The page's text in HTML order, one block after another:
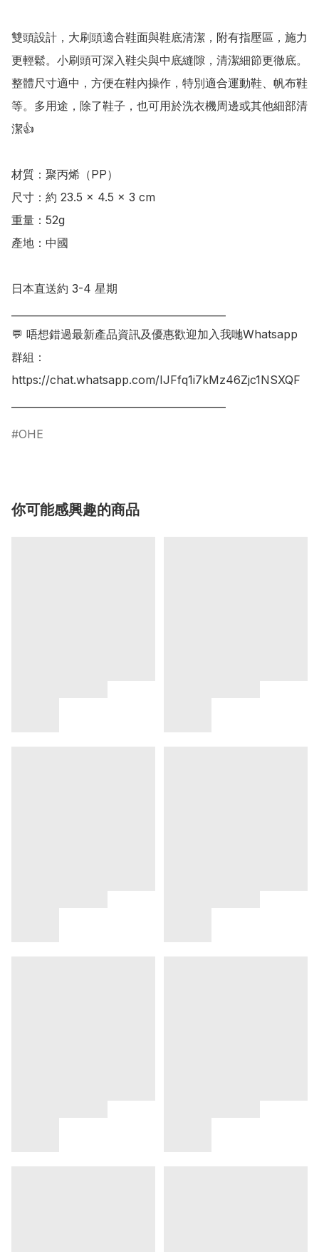
雙頭設計，大刷頭適合鞋面與鞋底清潔，附有指壓區，施力
更輕鬆。小刷頭可深入鞋尖與中底縫隙，清潔細節更徹底。
整體尺寸適中，方便在鞋內操作，特別適合運動鞋、帆布鞋
等。多用途，除了鞋子，也可用於洗衣機周邊或其他細部清
潔👍
材質：聚丙烯（PP）
尺寸：約 23.5 × 4.5 × 3 cm
重量：52g
產地：中國
日本直送約 3-4 星期
💬 唔想錯過最新產品資訊及優惠歡迎加入我哋Whatsapp
群組：
https://chat.whatsapp.com/IJFfq1i7kMz46Zjc1NSXQF
OHE
你可能感興趣的商品